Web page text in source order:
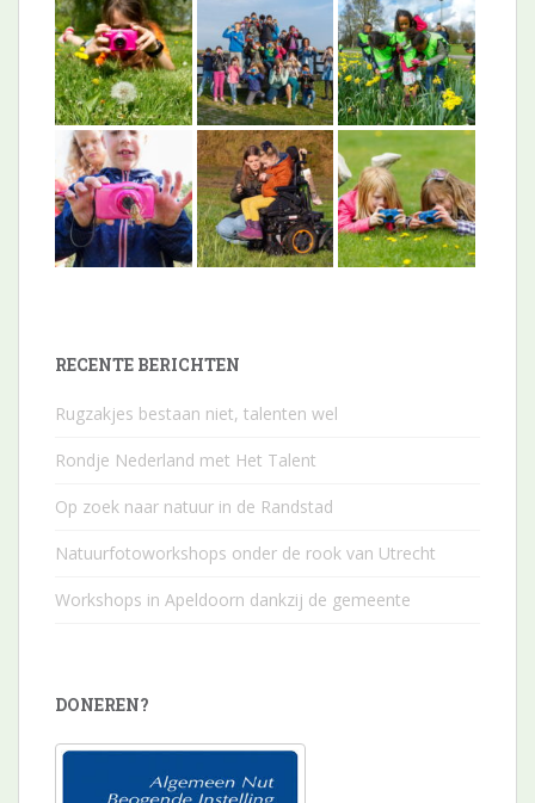
RECENTE BERICHTEN
Rugzakjes bestaan niet, talenten wel
Rondje Nederland met Het Talent
Op zoek naar natuur in de Randstad
Natuurfotoworkshops onder de rook van Utrecht
Workshops in Apeldoorn dankzij de gemeente
DONEREN?